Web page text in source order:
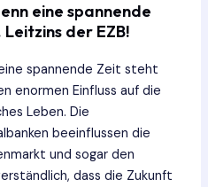
eine spannende
der EZB!
spannende Zeit steht
enormen Einfluss auf die
Leben. Die
beeinflussen die
und sogar den
dass die Zukunft